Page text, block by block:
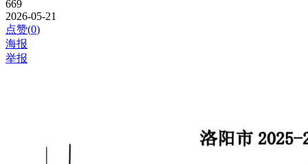
669
2026-05-21
点赞(0)
海报
举报